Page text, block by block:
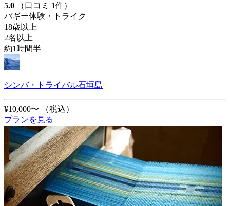
5.0
（口コミ 1件）
バギー体験・トライク
18歳以上
2名以上
約1時間半
シンバ・トライバル石垣島
¥10,000〜
（税込）
プランを見る